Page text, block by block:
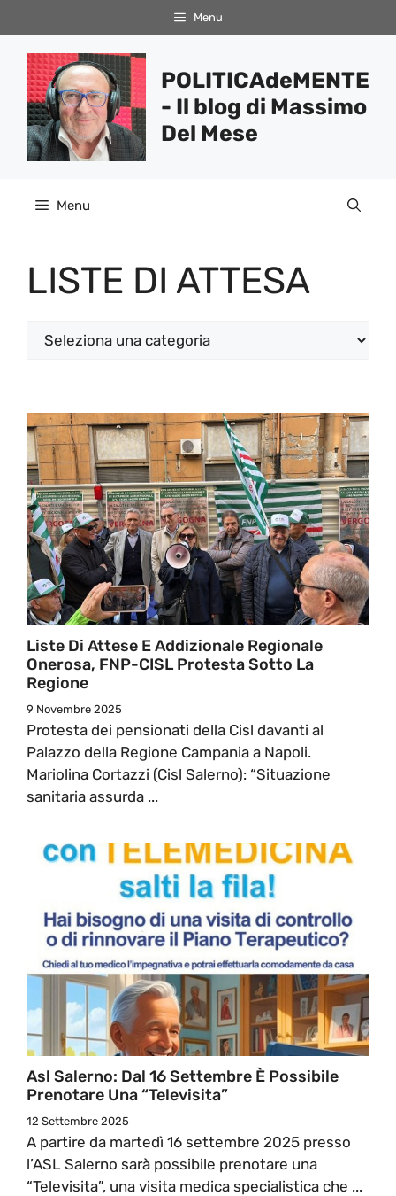
al
contenuto
Menu
POLITICAdeMENTE
- Il blog di Massimo
Del Mese
Menu
LISTE DI ATTESA
Categorie
Liste Di Attese E Addizionale Regionale
Onerosa, FNP-CISL Protesta Sotto La
Regione
9 Novembre 2025
Protesta dei pensionati della Cisl davanti al
Palazzo della Regione Campania a Napoli.
Mariolina Cortazzi (Cisl Salerno): “Situazione
sanitaria assurda ...
Asl Salerno: Dal 16 Settembre È Possibile
Prenotare Una “Televisita”
12 Settembre 2025
A partire da martedì 16 settembre 2025 presso
l’ASL Salerno sarà possibile prenotare una
“Televisita”, una visita medica specialistica che ...